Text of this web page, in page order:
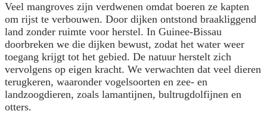
Veel mangroves zijn verdwenen omdat boeren ze kapten
om rijst te verbouwen. Door dijken ontstond braakliggend
land zonder ruimte voor herstel. In Guinee-Bissau
doorbreken we die dijken bewust, zodat het water weer
toegang krijgt tot het gebied. De natuur herstelt zich
vervolgens op eigen kracht. We verwachten dat veel dieren
terugkeren, waaronder vogelsoorten en zee- en
landzoogdieren, zoals lamantijnen, bultrugdolfijnen en
otters.